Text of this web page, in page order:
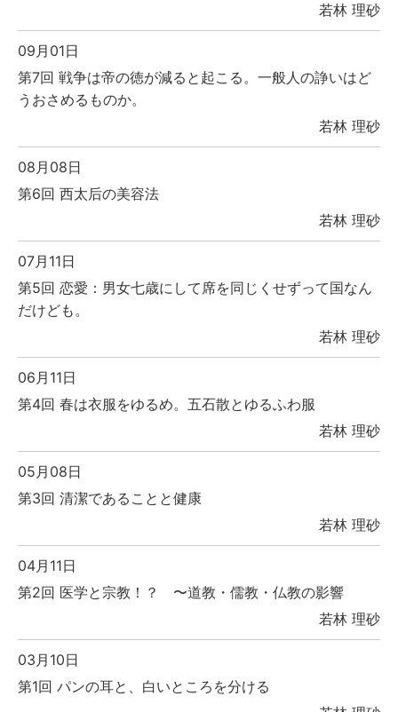
若林 理砂
09月01日
第7回 戦争は帝の徳が減ると起こる。一般人の諍いはど
うおさめるものか。
若林 理砂
08月08日
第6回 西太后の美容法
若林 理砂
07月11日
第5回 恋愛：男女七歳にして席を同じくせずって国なん
だけども。
若林 理砂
06月11日
第4回 春は衣服をゆるめ。五石散とゆるふわ服
若林 理砂
05月08日
第3回 清潔であることと健康
若林 理砂
04月11日
第2回 医学と宗教！？ 〜道教・儒教・仏教の影響
若林 理砂
03月10日
第1回 パンの耳と、白いところを分ける